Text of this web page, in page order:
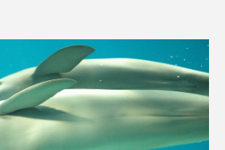
ミナミヌマエビ
ミナミメダカ
ムチカラマツ ムツ